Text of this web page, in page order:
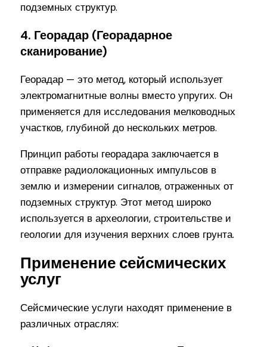
подземных структур.
4. Георадар (Георадарное
сканирование)
Георадар — это метод, который использует
электромагнитные волны вместо упругих. Он
применяется для исследования мелководных
участков, глубиной до нескольких метров.
Принцип работы георадара заключается в
отправке радиолокационных импульсов в
землю и измерении сигналов, отраженных от
подземных структур. Этот метод широко
используется в археологии, строительстве и
геологии для изучения верхних слоев грунта.
Применение сейсмических
услуг
Сейсмические услуги находят применение в
различных отраслях: